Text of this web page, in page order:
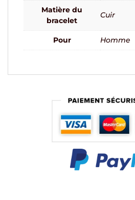
Matière du
bracelet
Cuir
Pour Homme